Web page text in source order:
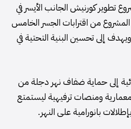
تطوير كورنيش الجانب الأيسر في
من اقترابات الجسر الخامس
إلى تحسين البنية التحتية في
إلى حماية ضفاف نهر دجلة من
ومنصات ترفيهية ليستمتع
بانورامية على النهر.